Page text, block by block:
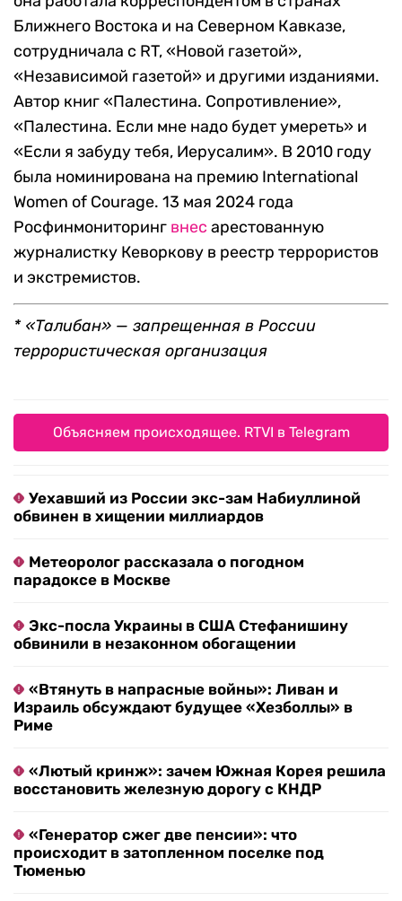
Ближнего Востока и на Северном Кавказе,
сотрудничала с RT, «Новой газетой»,
«Независимой газетой» и другими изданиями.
Автор книг «Палестина. Сопротивление»,
«Палестина. Если мне надо будет умереть» и
«Если я забуду тебя, Иерусалим». В 2010 году
была номинирована на премию International
Women of Courage. 13 мая 2024 года
Росфинмониторинг внес арестованную
журналистку Кеворкову в реестр террористов
и экстремистов.
* «Талибан» — запрещенная в России
террористическая организация
Объясняем происходящее. RTVI в Telegram
Уехавший из России экс-зам Набиуллиной
обвинен в хищении миллиардов
Метеоролог рассказала о погодном
парадоксе в Москве
Экс-посла Украины в США Стефанишину
обвинили в незаконном обогащении
«Втянуть в напрасные войны»: Ливан и
Израиль обсуждают будущее «Хезболлы» в
Риме
«Лютый кринж»: зачем Южная Корея решила
восстановить железную дорогу с КНДР
«Генератор сжег две пенсии»: что
происходит в затопленном поселке под
Тюменью